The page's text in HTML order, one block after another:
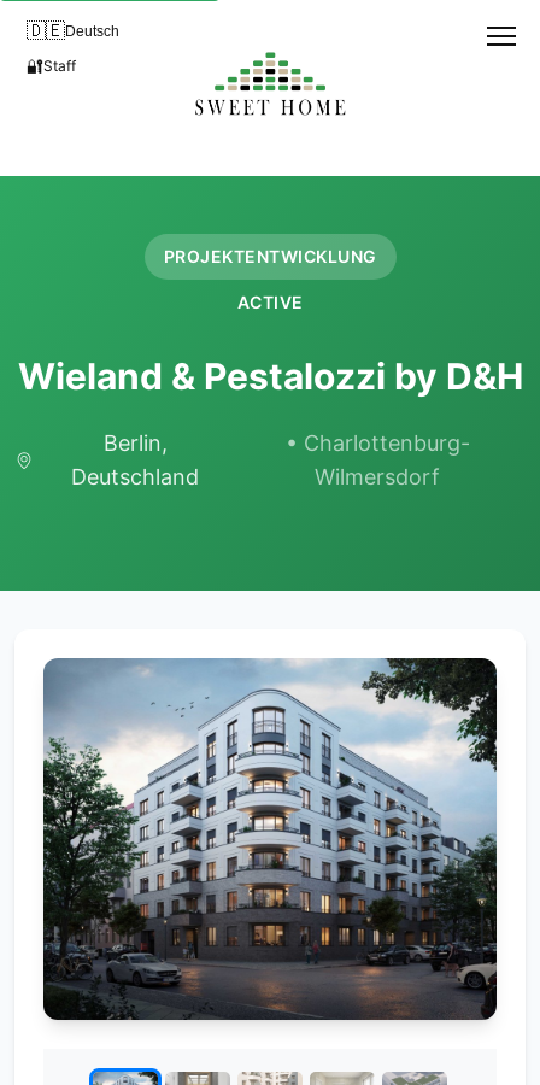
🇩🇪Deutsch
🔐Staff
PROJEKTENTWICKLUNG
ACTIVE
Wieland & Pestalozzi by D&H
Berlin,
Deutschland
• Charlottenburg-
Wilmersdorf